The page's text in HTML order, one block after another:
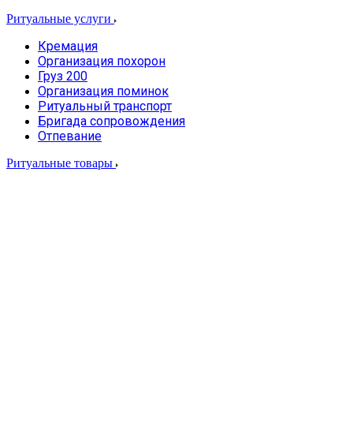
Ритуальные услуги
Кремация
Организация похорон
Груз 200
Организация поминок
Ритуальный транспорт
Бригада сопровождения
Отпевание
Ритуальные товары